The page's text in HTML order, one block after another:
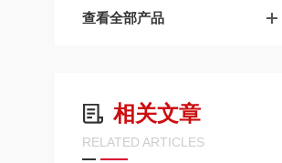
查看全部产品
相关文章
RELATED ARTICLES